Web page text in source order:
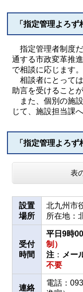
「指定管理よろ
指定管理者制度
通する市政変革推
で相談に応じます。
相談者にとって
助言を受けること
また、個別の施
じて、施設担当課
「指定管理よろ
表
設置
場所
北九州市
所在地：
受付
時間
平日9時
制）
注 ： メー
不要
連絡
電話：